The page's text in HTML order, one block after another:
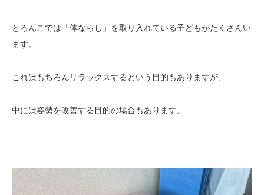
とろんこでは「体ならし」を取り入れている子どもがたくさんい
ます。
これはもちろんリラックスするという目的もありますが、
中には姿勢を改善する目的の場合もあります。